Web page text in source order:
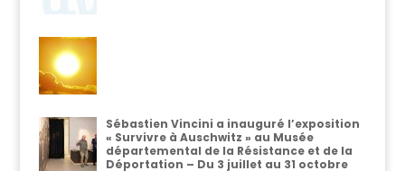
Sébastien Vincini a inauguré l’exposition
« Survivre à Auschwitz » au Musée
départemental de la Résistance et de la
Déportation – Du 3 juillet au 31 octobre